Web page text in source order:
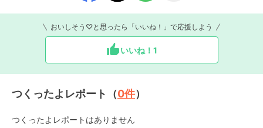
おいしそう♡と思ったら「いいね！」で応援しよう
いいね！ 1
つくったよレポート（0件）
つくったよレポートはありません